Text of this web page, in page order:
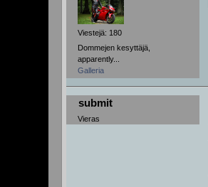
Viestejä: 180
Dommejen kesyttäjä,
apparently...
Galleria
submit
Vieras